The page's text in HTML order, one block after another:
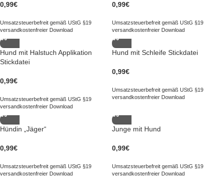
0,99€
Umsatzsteuerbefreit gemäß UStG §19
versandkostenfreier Download
0,99€
Umsatzsteuerbefreit gemäß UStG §19
versandkostenfreier Download
Hund mit Halstuch Applikation
Stickdatei
0,99€
Umsatzsteuerbefreit gemäß UStG §19
versandkostenfreier Download
Hund mit Schleife Stickdatei
0,99€
Umsatzsteuerbefreit gemäß UStG §19
versandkostenfreier Download
Hündin „Jäger“
0,99€
Umsatzsteuerbefreit gemäß UStG §19
versandkostenfreier Download
Junge mit Hund
0,99€
Umsatzsteuerbefreit gemäß UStG §19
versandkostenfreier Download